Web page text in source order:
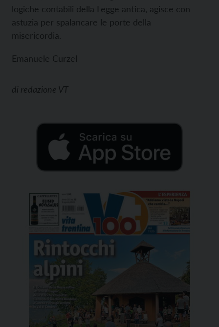
logiche contabili della Legge antica, agisce con
astuzia per spalancare le porte della
misericordia.
Emanuele Curzel
di redazione VT